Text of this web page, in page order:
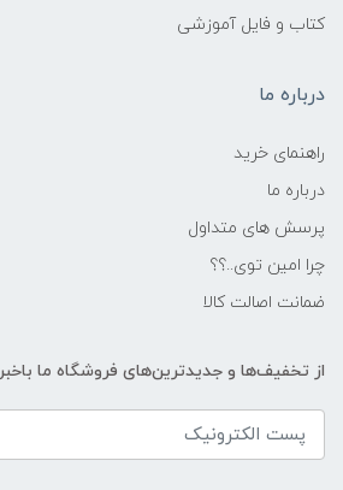
کتاب و فایل آموزشی
درباره ما
راهنمای خرید
درباره ما
پرسش های متداول
چرا امین توی..؟؟
ضمانت اصالت کالا
از تخفیف‌ها و جدیدترین‌های فروشگاه ما